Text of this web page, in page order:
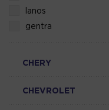
lanos
gentra
CHERY
CHEVROLET